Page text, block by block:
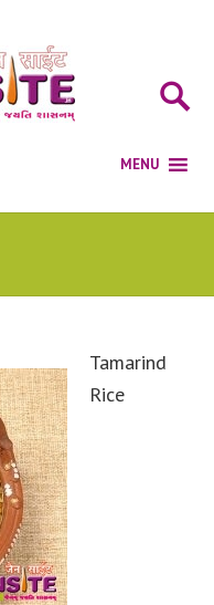
Tamarind
Rice